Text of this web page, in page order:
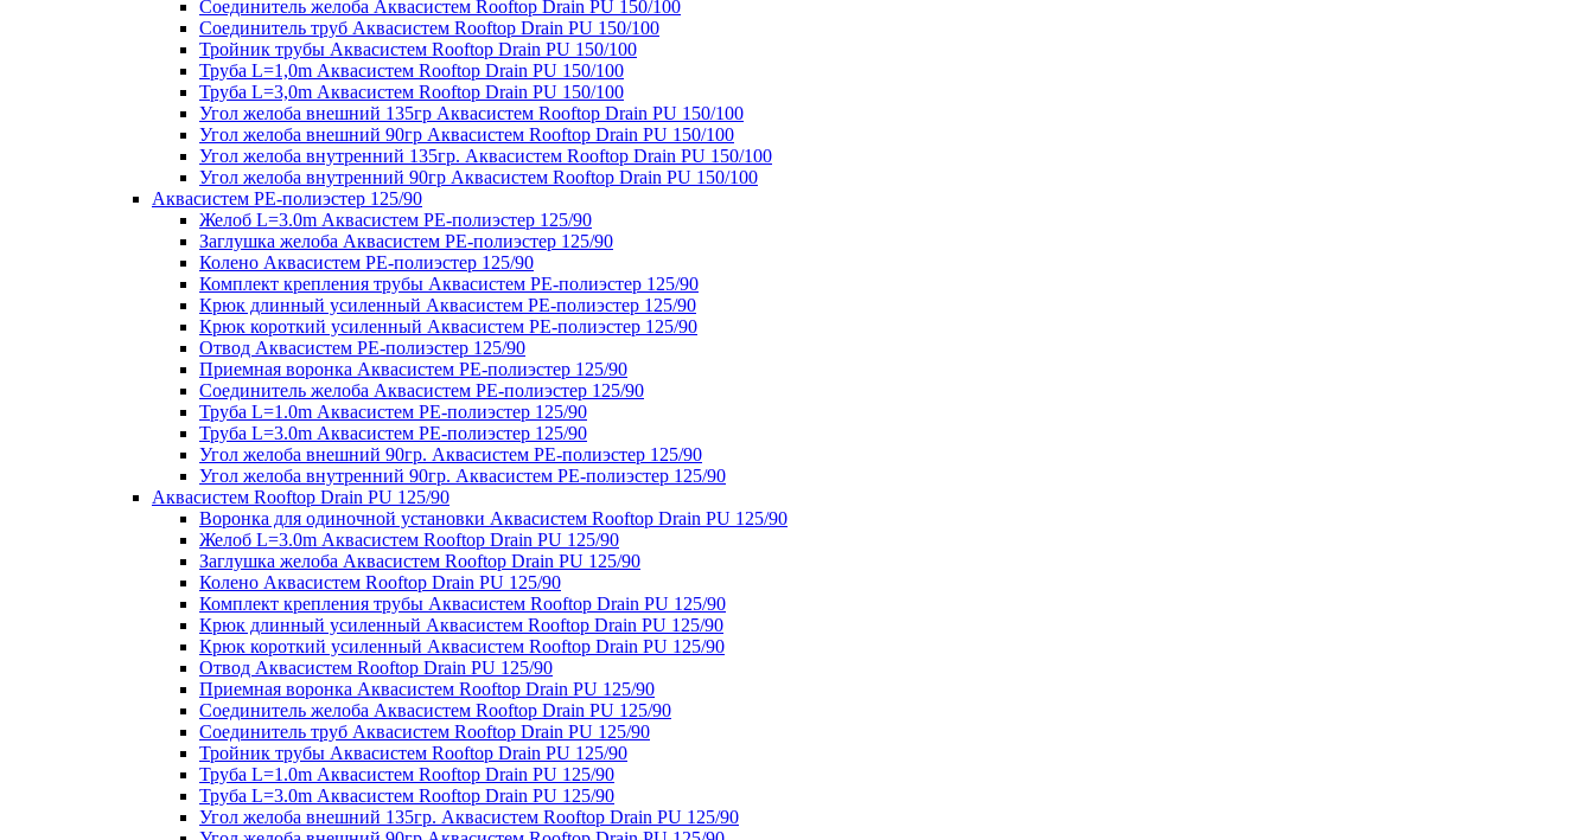
Соединитель желоба Аквасистем Rooftop Drain PU 150/100
Соединитель труб Аквасистем Rooftop Drain PU 150/100
Тройник трубы Аквасистем Rooftop Drain PU 150/100
Труба L=1,0m Аквасистем Rooftop Drain PU 150/100
Труба L=3,0m Аквасистем Rooftop Drain PU 150/100
Угол желоба внешний 135гр Аквасистем Rooftop Drain PU 150/100
Угол желоба внешний 90гр Аквасистем Rooftop Drain PU 150/100
Угол желоба внутренний 135гр. Аквасистем Rooftop Drain PU 150/100
Угол желоба внутренний 90гр Аквасистем Rooftop Drain PU 150/100
Аквасистем PE-полиэстер 125/90
Желоб L=3.0m Аквасистем PE-полиэстер 125/90
Заглушка желоба Аквасистем PE-полиэстер 125/90
Колено Аквасистем PE-полиэстер 125/90
Комплект крепления трубы Аквасистем PE-полиэстер 125/90
Крюк длинный усиленный Аквасистем PE-полиэстер 125/90
Крюк короткий усиленный Аквасистем PE-полиэстер 125/90
Отвод Аквасистем РЕ-полиэстер 125/90
Приемная воронка Аквасистем PE-полиэстер 125/90
Соединитель желоба Аквасистем PE-полиэстер 125/90
Труба L=1.0m Аквасистем PE-полиэстер 125/90
Труба L=3.0m Аквасистем PE-полиэстер 125/90
Угол желоба внешний 90гр. Аквасистем PE-полиэстер 125/90
Угол желоба внутренний 90гр. Аквасистем PE-полиэстер 125/90
Аквасистем Rooftop Drain PU 125/90
Воронка для одиночной установки Аквасистем Rooftop Drain PU 125/90
Желоб L=3.0m Аквасистем Rooftop Drain PU 125/90
Заглушка желоба Аквасистем Rooftop Drain PU 125/90
Колено Аквасистем Rooftop Drain PU 125/90
Комплект крепления трубы Аквасистем Rooftop Drain PU 125/90
Крюк длинный усиленный Аквасистем Rooftop Drain PU 125/90
Крюк короткий усиленный Аквасистем Rooftop Drain PU 125/90
Отвод Аквасистем Rooftop Drain PU 125/90
Приемная воронка Аквасистем Rooftop Drain PU 125/90
Соединитель желоба Аквасистем Rooftop Drain PU 125/90
Соединитель труб Аквасистем Rooftop Drain PU 125/90
Тройник трубы Аквасистем Rooftop Drain PU 125/90
Труба L=1.0m Аквасистем Rooftop Drain PU 125/90
Труба L=3.0m Аквасистем Rooftop Drain PU 125/90
Угол желоба внешний 135гр. Аквасистем Rooftop Drain PU 125/90